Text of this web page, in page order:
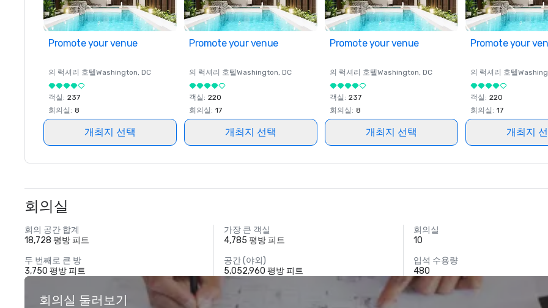
Promote your venue
의 럭셔리 호텔Washington, DC
객실 : 237
회의실 : 8
개최지 선택
Promote your venue
의 럭셔리 호텔Washington, DC
객실 : 220
회의실 : 17
개최지 선택
Promote your venue
의 럭셔리 호텔Washington, DC
객실 : 237
회의실 : 8
개최지 선택
Promote your
의 럭셔리 호텔
객실 : 220
회의실 : 17
개최지
회의실
회의 공간 합계
18,728 평방 피트
가장 큰 객실
4,785 평방 피트
회의실
10
두 번째로 큰 방
3,750 평방 피트
공간 (야외)
5,052,960 평방 피트
입석 수용량
480
회의실 둘러보기